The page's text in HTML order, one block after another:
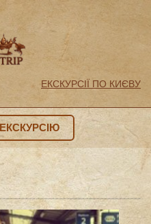
ЕКСКУРСІЇ ПО КИЄВУ